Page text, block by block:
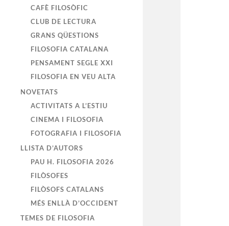
CAFÈ FILOSÒFIC
CLUB DE LECTURA
GRANS QÜESTIONS
FILOSOFIA CATALANA
PENSAMENT SEGLE XXI
FILOSOFIA EN VEU ALTA
NOVETATS
ACTIVITATS A L’ESTIU
CINEMA I FILOSOFIA
FOTOGRAFIA I FILOSOFIA
LLISTA D’AUTORS
PAU H. FILOSOFIA 2026
FILÒSOFES
FILÒSOFS CATALANS
MÉS ENLLÀ D’OCCIDENT
TEMES DE FILOSOFIA